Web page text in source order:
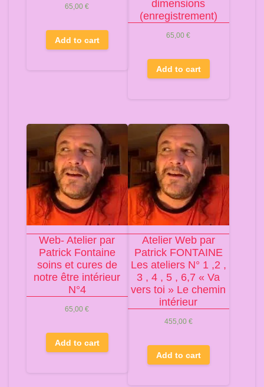
65,00€
Add to cart
dimensions
(enregistrement)
65,00€
Add to cart
Web- Atelier par
Patrick Fontaine
soins et cures de
notre être intérieur
N°4
65,00€
Add to cart
Atelier Web par
Patrick FONTAINE
Les ateliers N° 1 ,2 ,
3 , 4 , 5 , 6,7 « Va
vers toi » Le chemin
intérieur
455,00 €
Add to cart